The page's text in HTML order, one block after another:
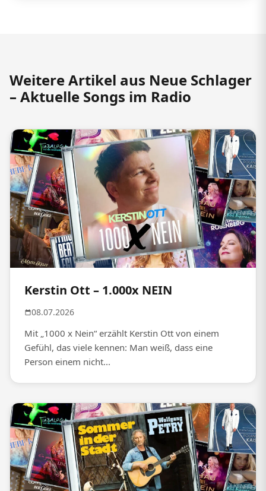
Weitere Artikel aus Neue Schlager
– Aktuelle Songs im Radio
Kerstin Ott – 1.000x NEIN
08.07.2026
Mit „1000 x Nein“ erzählt Kerstin Ott von einem
Gefühl, das viele kennen: Man weiß, dass eine
Person einem nicht...